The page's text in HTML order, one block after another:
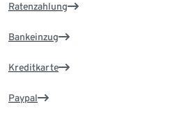
Ratenzahlung
Bankeinzug
Kreditkarte
Paypal